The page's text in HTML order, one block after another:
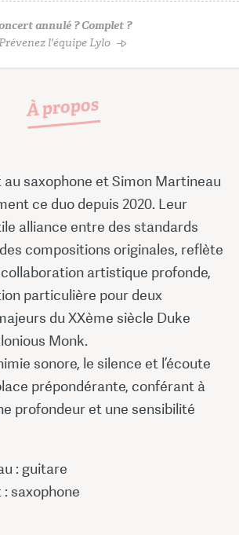
annulé ? Complet ?
l'équipe Lylo
À propos
au saxophone et Simon Martineau
ce duo depuis 2020. Leur
alliance entre des standards
compositions originales, reflète
collaboration artistique profonde,
particulière pour deux
du XXème siècle Duke
Monk.
sonore, le silence et l’écoute
prépondérante, conférant à
profondeur et une sensibilité
: guitare
saxophone